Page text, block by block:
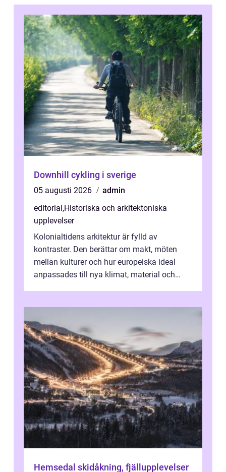
Downhill cykling i sverige
05 augusti 2026
admin
editorial,Historiska och arkitektoniska
upplevelser
Kolonialtidens arkitektur är fylld av
kontraster. Den berättar om makt, möten
mellan kulturer och hur europeiska ideal
anpassades till nya klimat, material och
Hemsedal skidåkning, fjällupplevelser